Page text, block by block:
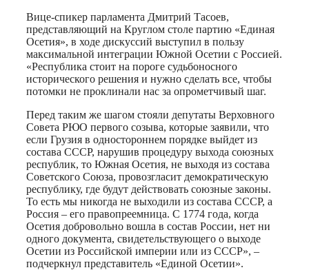
Вице-спикер парламента Дмитрий Тасоев,
представляющий на Круглом столе партию «Единая
Осетия», в ходе дискуссий выступил в пользу
максимальной интеграции Южной Осетии с Россией.
«Республика стоит на пороге судьбоносного
исторического решения и нужно сделать все, чтобы
потомки не проклинали нас за опрометчивый шаг.
Перед таким же шагом стояли депутаты Верховного
Совета РЮО первого созыва, которые заявили, что
если Грузия в одностороннем порядке выйдет из
состава СССР, нарушив процедуру выхода союзных
республик, то Южная Осетия, не выходя из состава
Советского Союза, провозгласит демократическую
республику, где будут действовать союзные законы.
То есть мы никогда не выходили из состава СССР, а
Россия – его правопреемница. С 1774 года, когда
Осетия добровольно вошла в состав России, нет ни
одного документа, свидетельствующего о выходе
Осетии из Российской империи или из СССР», –
подчеркнул представитель «Единой Осетии».